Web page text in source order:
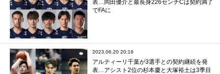
表…岡田優介と最長身226センチCは契約満了
でFAに
2023.06.20 20:16
アルティーリ千葉が3選手との契約継続を発
表…アシスト2位の杉本慶と大塚裕土は3季目